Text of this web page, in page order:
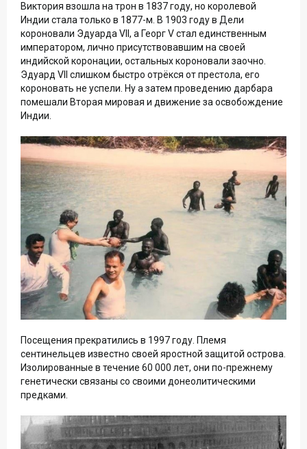
Виктория взошла на трон в 1837 году, но королевой
Индии стала только в 1877-м. В 1903 году в Дели
короновали Эдуарда VII, а Георг V стал единственным
императором, лично присутствовавшим на своей
индийской коронации, остальных короновали заочно.
Эдуард VII слишком быстро отрёкся от престола, его
короновать не успели. Ну а затем проведению дарбара
помешали Вторая мировая и движение за освобождение
Индии.
Посещения прекратились в 1997 году. Племя
сентинельцев известно своей яростной защитой острова.
Изолированные в течение 60 000 лет, они по-прежнему
генетически связаны со своими донеолитическими
предками.